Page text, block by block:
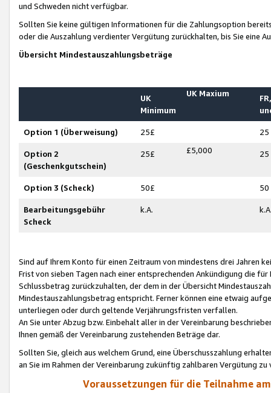
und Schweden nicht verfügbar.
Sollten Sie keine gültigen Informationen für die Zahlungsoption
oder die Auszahlung verdienter Vergütung zurückhalten, bis Sie
Übersicht Mindestauszahlungsbeträge
UK
Minimum
UK Maxium
Option 1 (Überweisung) 25£ 25
Option 2
(Geschenkgutschein)
25£ £5,000 25
Option 3 (Scheck) 50£ 50
Bearbeitungsgebühr
Scheck
k.A.
Sind auf Ihrem Konto für einen Zeitraum von mindestens drei Jahren
Frist von sieben Tagen nach einer entsprechenden Ankündigung die
Schlussbetrag zurückzuhalten, der dem in der Übersicht
Mindestauszahlungsbetrag entspricht. Ferner können eine etwaig
unterliegen oder durch geltende Verjährungsfristen verfallen.
An Sie unter Abzug bzw. Einbehalt aller in der Vereinbarung
Ihnen gemäß der Vereinbarung zustehenden Beträge dar.
Sollten Sie, gleich aus welchem Grund, eine Überschusszahlung
an Sie im Rahmen der Vereinbarung zukünftig zahlbaren Vergütung zu
Voraussetzungen für die Teilnahme